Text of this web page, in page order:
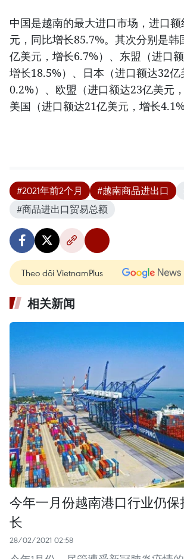
中国是越南的最大进口市场，进口
元，同比增长85.7%。其次分别是韩
亿美元，增长6.7%）、东盟（进口
增长18.5%）、日本（进口额达32亿
0.2%）、欧盟（进口额达23亿美元，
美国（进口额达21亿美元，增长
#2021年前2个月 #越南商品进出口
#商品进出口贸易总额
Theo dõi VietnamPlus
相关新闻
今年一月份越南港口行业仍
长
28/02/2021 02:58